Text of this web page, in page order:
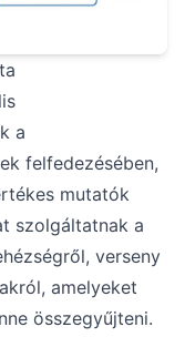
a
felfedezésében,
mutatók
szolgáltatnak a
verseny
amelyeket
összegyűjteni.